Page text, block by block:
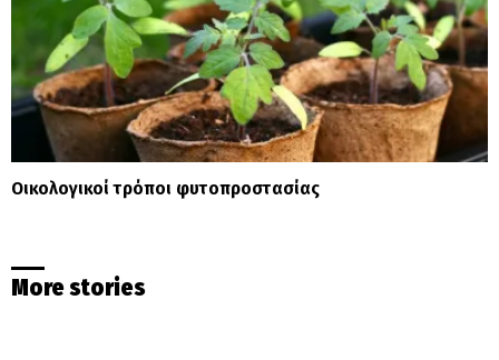
Οικολογικοί τρόποι φυτοπροστασίας
More stories